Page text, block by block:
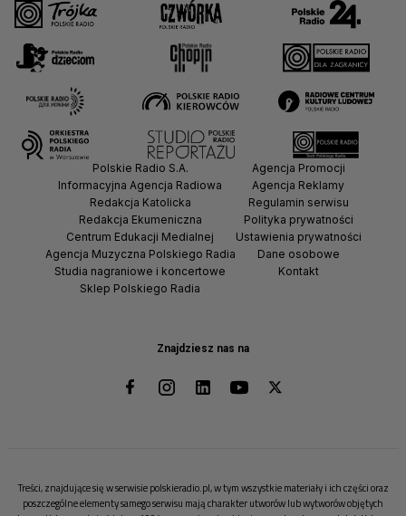
Znajdziesz nas na
Polskie Radio S.A.
Informacyjna Agencja Radiowa
Redakcja Katolicka
Redakcja Ekumeniczna
Centrum Edukacji Medialnej
Agencja Muzyczna Polskiego Radia
Studia nagraniowe i koncertowe
Sklep Polskiego Radia
Agencja Promocji
Agencja Reklamy
Regulamin serwisu
Polityka prywatności
Ustawienia prywatności
Dane osobowe
Kontakt
Treści, znajdujące się w serwisie polskieradio.pl, w tym wszystkie materiały i ich części oraz
poszczególne elementy samego serwisu mają charakter utworów lub wytworów objętych